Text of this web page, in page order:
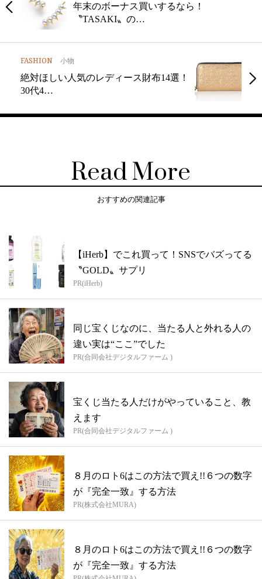
年末のボーナス買いするなら！
〝TASAKI〟の…
FASHION 小物
絶対ほしい人気のレディース財布14選！
30代4…
Read More
おすすめの関連記事
【iHerb】でこれ買って！SNSでバズってる
〝GOLD〟サプリ
PR(iHerb)
同じ宝くじなのに、当たる人と外れる人の
違い実は“ここ”でした
PR(合同会社デジタルファーム )
宝くじ当たる人だけがやっていること、教
えます
PR(合同会社デジタルファーム )
８月のロト6はこの方法で買え!!６つの数字
が『完全一致』する方法
PR(株式会社MURA)
８月のロト6はこの方法で買え!!６つの数字
が『完全一致』する方法